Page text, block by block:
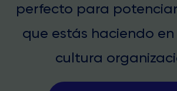
perfecto para
que estás haciendo
cultura